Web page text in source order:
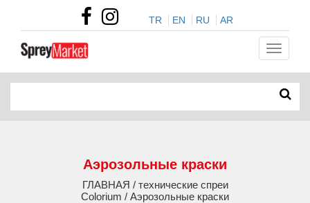
TR EN RU AR
Аэрозольные краски
ГЛАВНАЯ / технические спреи
Colorium / Аэрозольные краски